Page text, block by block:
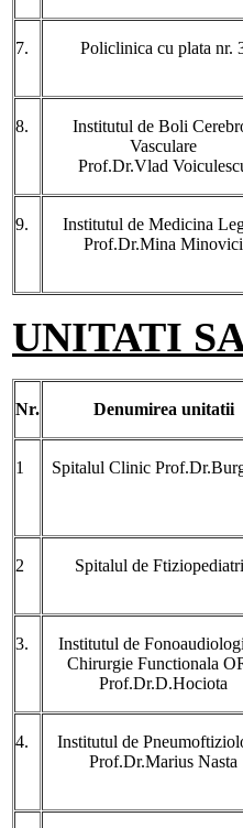
7. Policlinica cu plata nr.
8.
Institutul de Boli
Vasculare
Prof.Dr.Vlad
9.
Institutul de Medicina
Prof.Dr.Mina Minovici
UNITATI
Nr. Denumirea unitatii
1 Spitalul Clinic
2 Spitalul de
3.
Institutul de
Chirurgie Functionala
Prof.Dr.D.Hociota
4.
Institutul de
Prof.Dr.Marius Nasta